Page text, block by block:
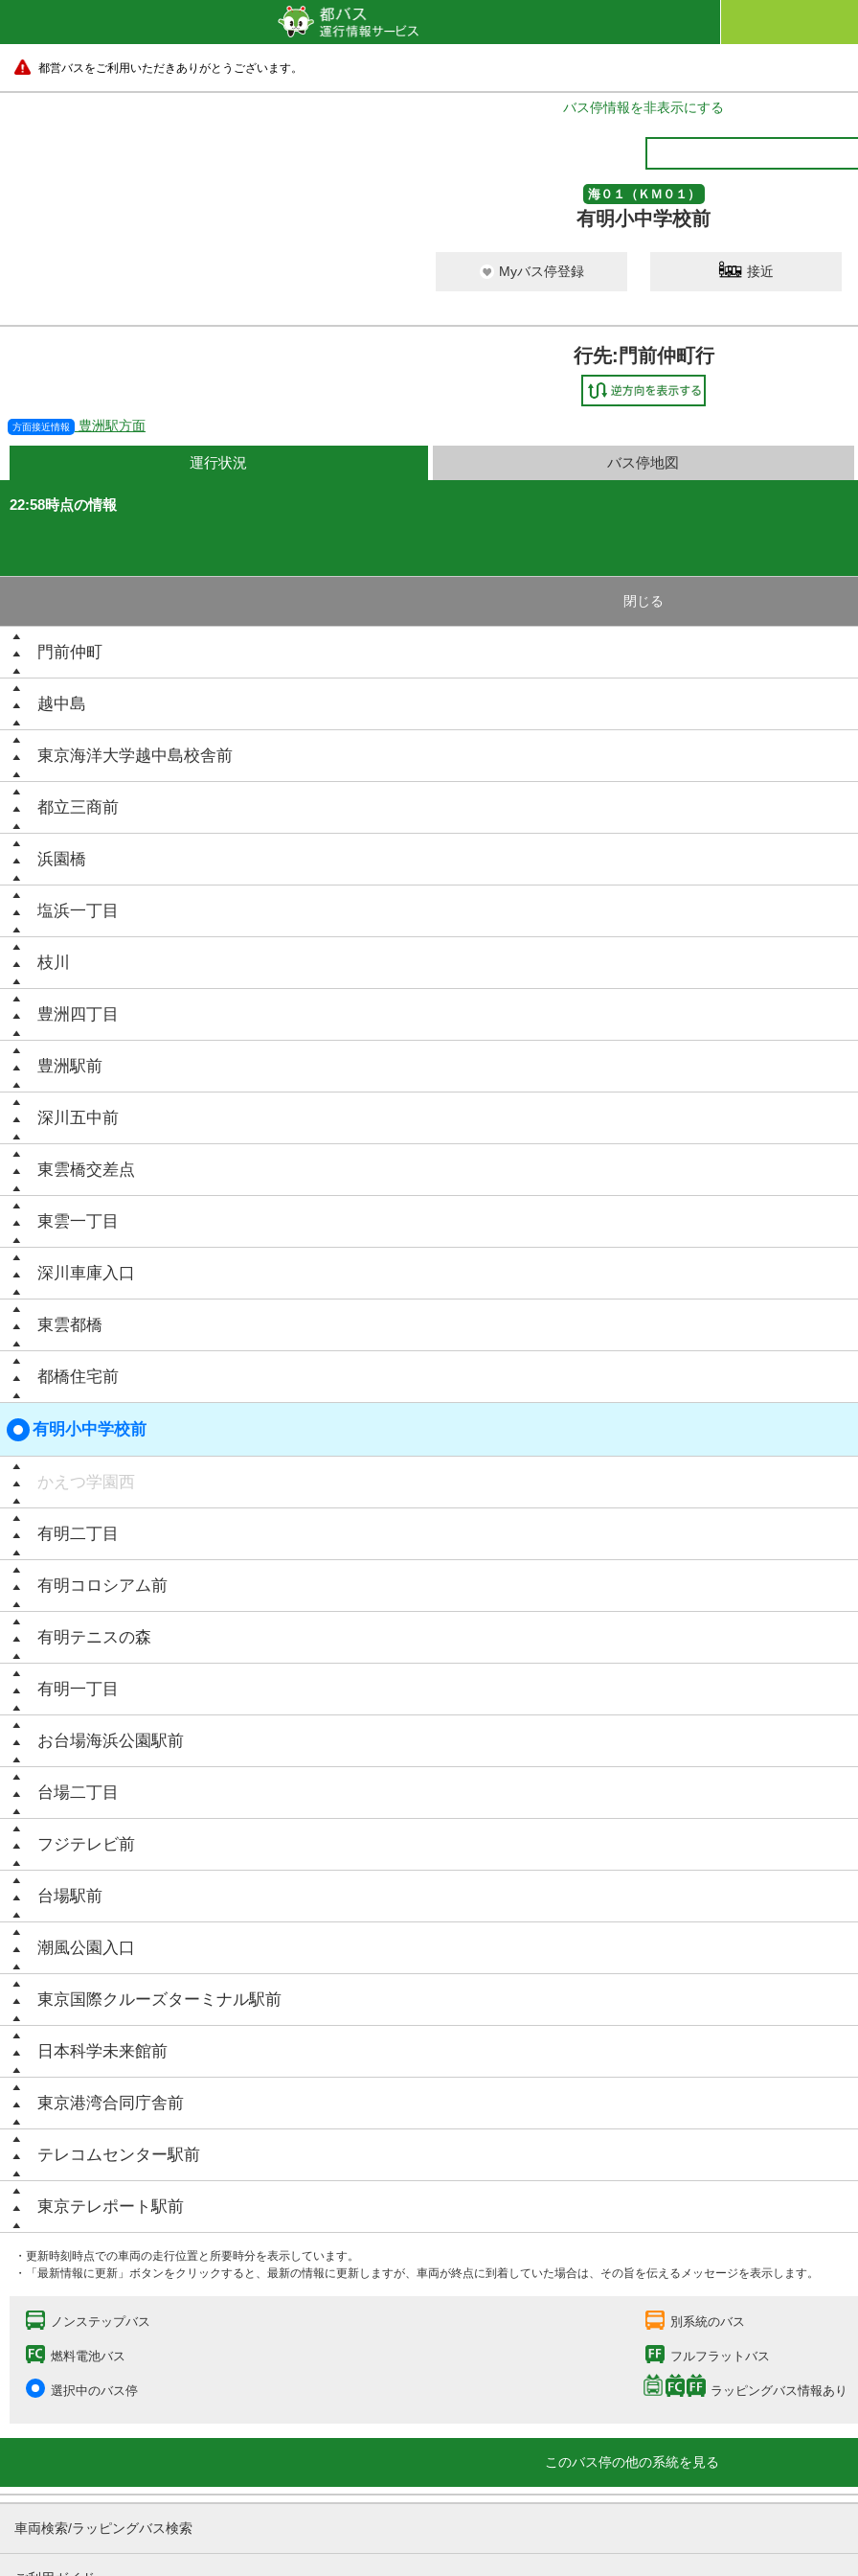
都営バスをご利用いただきありがとうございます。
バス停情報を非表示にする
海０１（ＫＭ０１）
有明小中学校前
Myバス停登録 接近
行先:門前仲町行
方面接近情報 豊洲駅方面
運行状況 バス停地図
22:58時点の情報
閉じる
門前仲町
越中島
東京海洋大学越中島校舎前
都立三商前
浜園橋
塩浜一丁目
枝川
豊洲四丁目
豊洲駅前
深川五中前
東雲橋交差点
東雲一丁目
深川車庫入口
東雲都橋
都橋住宅前
有明小中学校前
かえつ学園西
有明二丁目
有明コロシアム前
有明テニスの森
有明一丁目
お台場海浜公園駅前
台場二丁目
フジテレビ前
台場駅前
潮風公園入口
東京国際クルーズターミナル駅前
日本科学未来館前
東京港湾合同庁舎前
テレコムセンター駅前
東京テレポート駅前
・更新時刻時点での車両の走行位置と所要時分を表示しています。
・「最新情報に更新」ボタンをクリックすると、最新の情報に更新しますが、車両が終点に到着していた場合は、その旨を伝えるメッセージを表示します。
ノンステップバス 別系統のバス
燃料電池バス フルフラットバス
選択中のバス停 ラッピングバス情報あり
このバス停の他の系統を見る
車両検索/ラッピングバス検索